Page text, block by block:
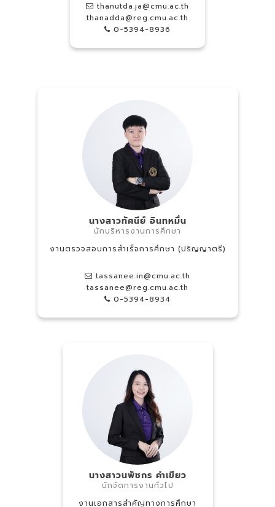
thanutda.ja@cmu.ac.th
thanadda@reg.cmu.ac.th
0-5394-8936
นางสาวทัศนีย์ อินทหมื่น
นักบริหารงานการศึกษา
งานตรวจสอบการสำเร็จการศึกษา (ปริญญาตรี)
tassanee.in@cmu.ac.th
tassanee@reg.cmu.ac.th
0-5394-8934
นางสาวนพัชกร คำเขียว
นักจัดการงานทั่วไป
งานเอกสารสำคัญทางการศึกษา